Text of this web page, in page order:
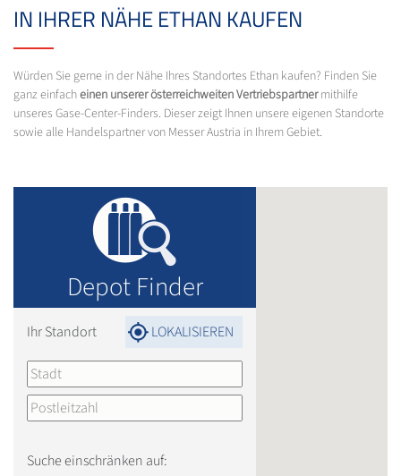
IN IHRER NÄHE ETHAN KAUFEN
Würden Sie gerne in der Nähe Ihres Standortes Ethan kaufen? Finden Sie
ganz einfacheinen unserer österreichweiten Vertriebspartnermithilfe
unseres Gase-Center-Finders. Dieser zeigt Ihnen unsere eigenen Standorte
sowie alle Handelspartner von Messer Austria in Ihrem Gebiet.
Depot Finder
Ihr Standort LOKALISIEREN
Suche einschränken auf: